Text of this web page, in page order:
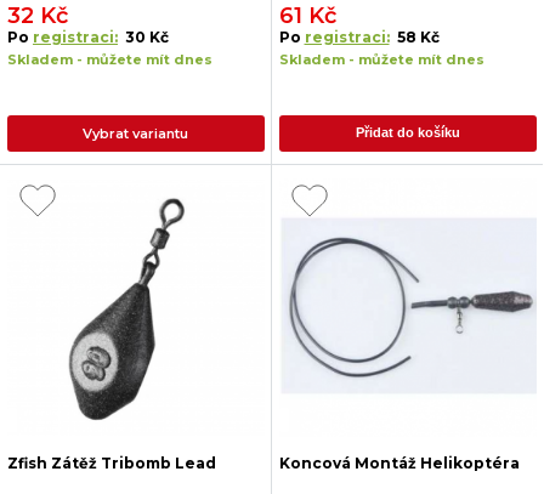
32 Kč
Po registraci: 30 Kč
Skladem - můžete mít dnes
Vybrat variantu
61 Kč
Po registraci: 58 Kč
Skladem - můžete mít dnes
Přidat do košíku
Zfish Zátěž Tribomb Lead Koncová Montáž Helikoptéra